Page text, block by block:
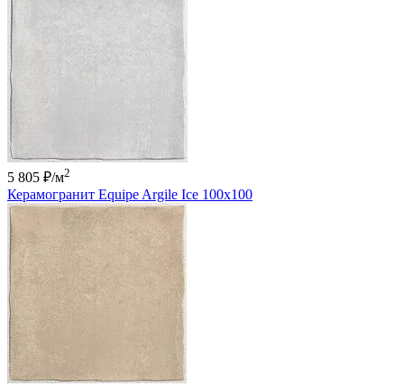
5 805 ₽/м2
Керамогранит Equipe Argile Ice 100х100